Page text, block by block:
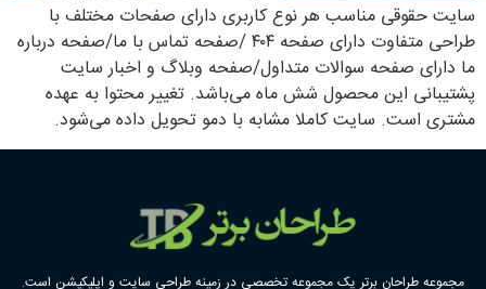
سایت حقوقی مناسب هر نوع کاربری دارای صفحات مختلف با
طراحی متفاوت دارای صفحه ۴۰۴ /صفحه تماس با ما/صفحه درباره
ما دارای صفحه سوالات متداول/صفحه وبلاگ و اخبار سایت
پشتیبانی این محصول شش ماه می‌باشد. تغییر محتوا به عهده
مشتری است. سایت کاملا مشابه با دمو تحویل داده می‌شود.
مجموعه طراحان برتر یک مجموعه تخصصی در زمینه طراحی سایت و اپلیکیشن است.